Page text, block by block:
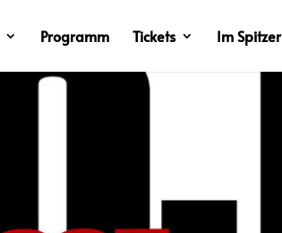
Programm Tickets Im Spitzer